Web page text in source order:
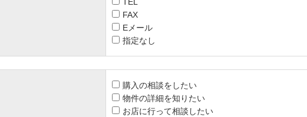
TEL
FAX
Eメール
指定なし
購入の相談をしたい
物件の詳細を知りたい
お店に行って相談したい